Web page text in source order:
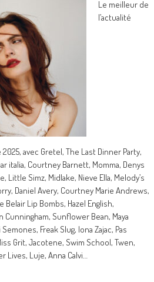
Le meilleur de
l’actualité
avec Gretel, The Last Dinner Party,
italia, Courtney Barnett, Momma, Denys
Little Simz, Midlake, Nieve Ella, Melody’s
Daniel Avery, Courtney Marie Andrews,
Belair Lip Bombs, Hazel English,
Sunflower Bean, Maya
Freak Slug, Iona Zajac, Pas
Grit, Jacotene, Swim School, Twen,
Lives, Luje, Anna Calvi…